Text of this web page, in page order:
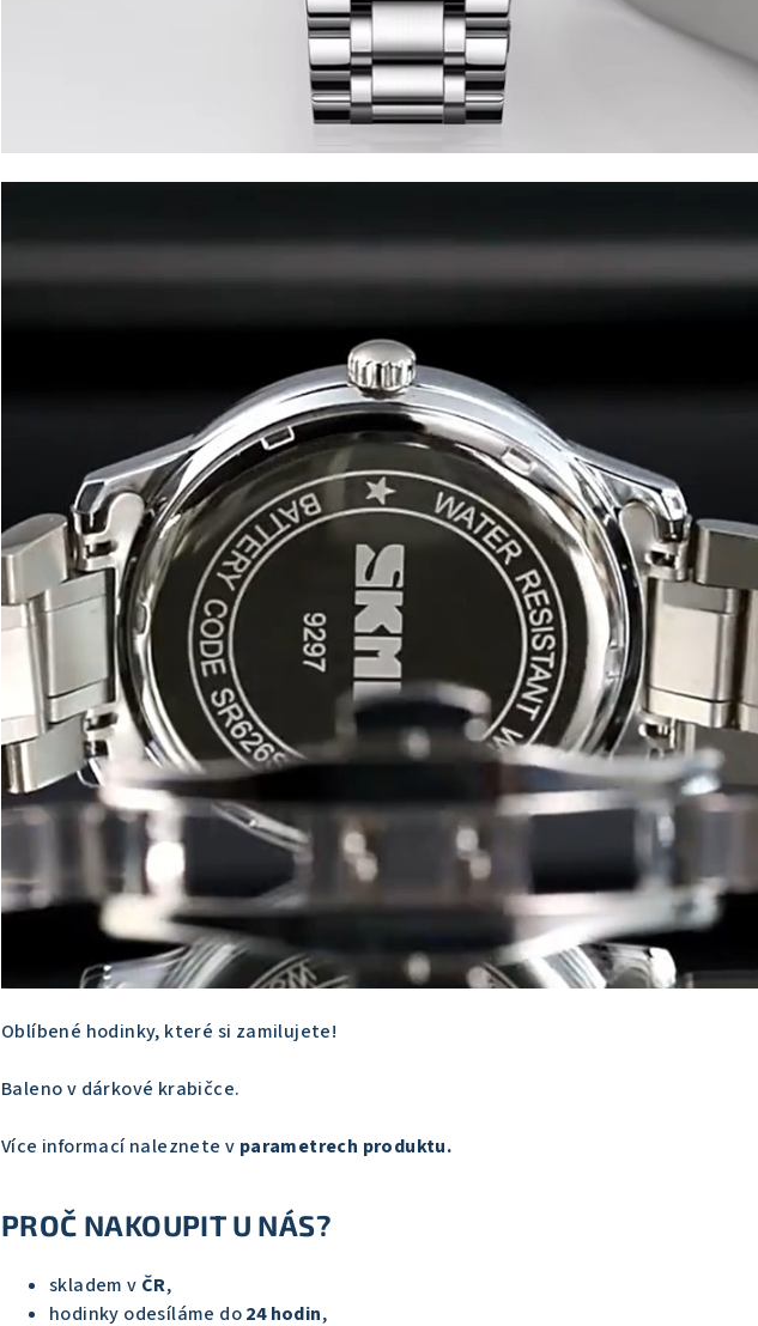
Oblíbené hodinky, které si zamilujete!
Baleno v dárkové krabičce.
Více informací naleznete v parametrech produktu.
PROČ NAKOUPIT U NÁS?
skladem v ČR,
hodinky odesíláme do24 hodin,